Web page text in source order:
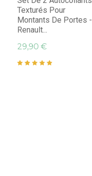
Texturés Pour
Montants De Portes -
Renault...
29,90 €